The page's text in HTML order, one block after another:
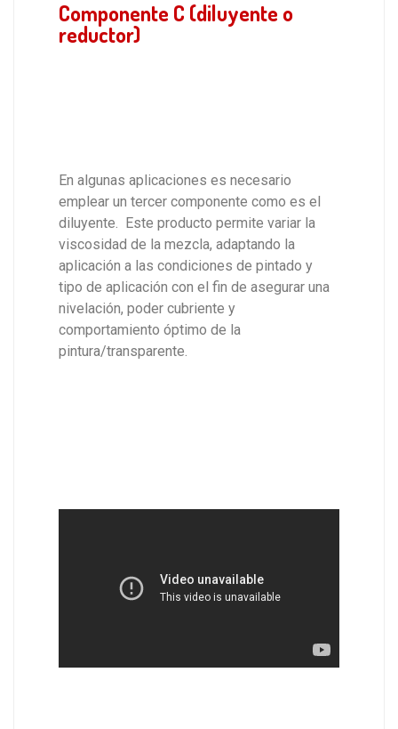
Componente C (diluyente o
reductor)
En algunas aplicaciones es necesario
emplear un tercer componente como es el
diluyente. Este producto permite variar la
viscosidad de la mezcla, adaptando la
aplicación a las condiciones de pintado y
tipo de aplicación con el fin de asegurar una
nivelación, poder cubriente y
comportamiento óptimo de la
pintura/transparente.